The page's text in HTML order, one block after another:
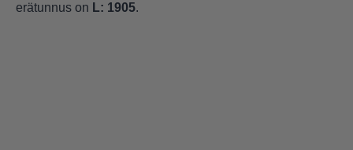
erätunnus on L: 1905.